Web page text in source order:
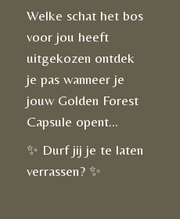
Welke schat het bos
voor jou heeft
uitgekozen ontdek
je pas wanneer je
jouw Golden Forest
Capsule opent...
✨ Durf jij je te laten
verrassen? ✨